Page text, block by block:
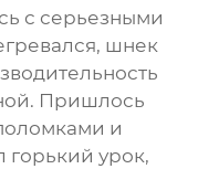
с серьезными
шнек
Пришлось
и
горький урок,